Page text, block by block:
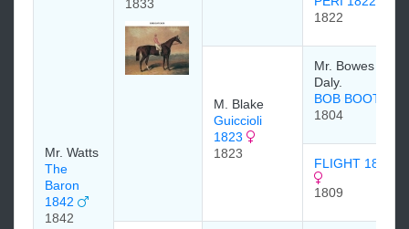
Mr. Watts
The
Baron
1842
1842
1833
1822
M. Blake
Guiccioli
1823
1823
Mr. Bowes
Daly.
BOB BOOTY
1804
FLIGHT 1809
1809